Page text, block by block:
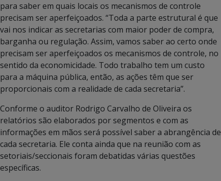
para saber em quais locais os mecanismos de controle
precisam ser aperfeiçoados. “Toda a parte estrutural é que
vai nos indicar as secretarias com maior poder de compra,
barganha ou regulação. Assim, vamos saber ao certo onde
precisam ser aperfeiçoados os mecanismos de controle, no
sentido da economicidade. Todo trabalho tem um custo
para a máquina pública, então, as ações têm que ser
proporcionais com a realidade de cada secretaria”.
Conforme o auditor Rodrigo Carvalho de Oliveira os
relatórios são elaborados por segmentos e com as
informações em mãos será possível saber a abrangência de
cada secretaria. Ele conta ainda que na reunião com as
setoriais/seccionais foram debatidas várias questões
específicas.